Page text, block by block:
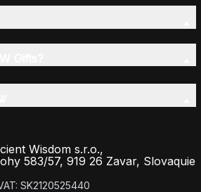
Wisdom s.r.o.,
583/57, 919 26 Zavar, Slovaquie
SK2120525440